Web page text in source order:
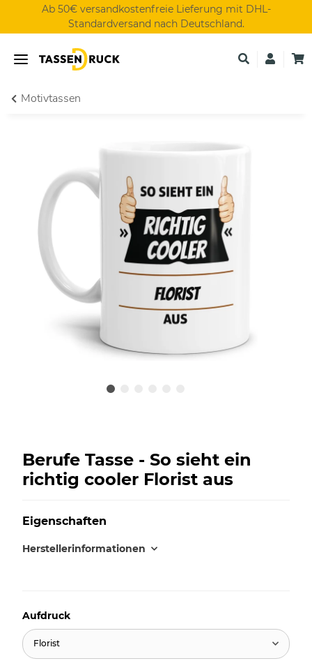
Ab 50€ versandkostenfreie Lieferung mit DHL-
Standardversand nach Deutschland.
Motivtassen
Berufe Tasse - So sieht ein
richtig cooler Florist aus
Eigenschaften
Herstellerinformationen
Aufdruck
Florist